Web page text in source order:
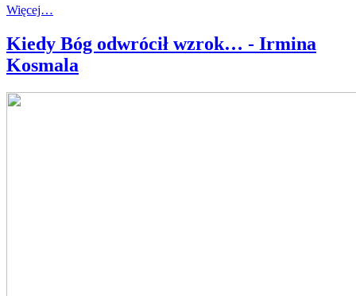
Więcej…
Kiedy Bóg odwrócił wzrok… - Irmina
Kosmala